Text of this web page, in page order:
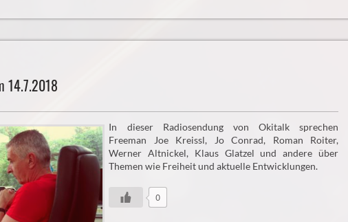
14.7.2018
In dieser Radiosendung von Okitalk sprechen
Freeman Joe Kreissl, Jo Conrad, Roman Roiter,
Werner Altnickel, Klaus Glatzel und andere über
Themen wie Freiheit und aktuelle Entwicklungen.
0